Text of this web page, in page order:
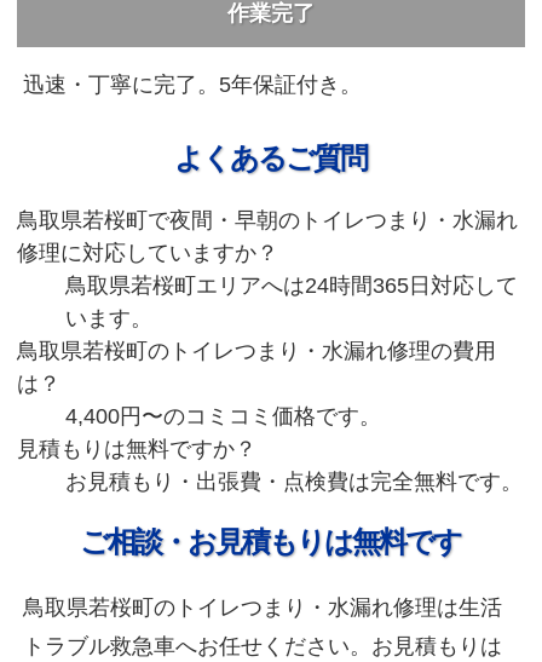
作業完了
迅速・丁寧に完了。5年保証付き。
よくあるご質問
鳥取県若桜町で夜間・早朝のトイレつまり・水漏れ
修理に対応していますか？
鳥取県若桜町エリアへは24時間365日対応して
います。
鳥取県若桜町のトイレつまり・水漏れ修理の費用
は？
4,400円〜のコミコミ価格です。
見積もりは無料ですか？
お見積もり・出張費・点検費は完全無料です。
ご相談・お見積もりは無料です
鳥取県若桜町のトイレつまり・水漏れ修理は生活
トラブル救急車へお任せください。お見積もりは